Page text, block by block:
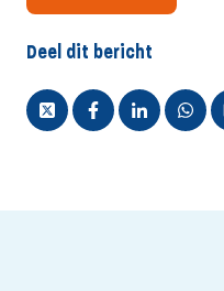
Deel dit bericht